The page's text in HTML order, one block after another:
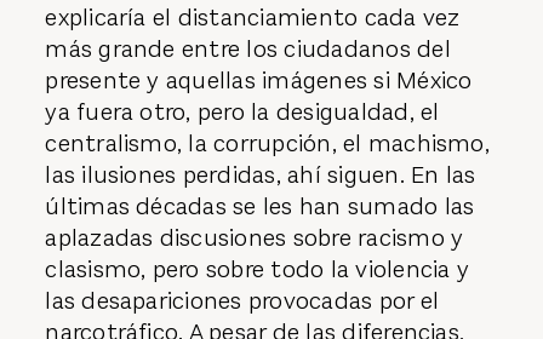
explicaría el distanciamiento cada vez
más grande entre los ciudadanos del
presente y aquellas imágenes si México
ya fuera otro, pero la desigualdad, el
centralismo, la corrupción, el machismo,
las ilusiones perdidas, ahí siguen. En las
últimas décadas se les han sumado las
aplazadas discusiones sobre racismo y
clasismo, pero sobre todo la violencia y
las desapariciones provocadas por el